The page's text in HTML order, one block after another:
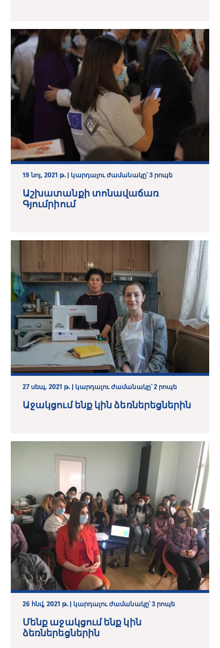
19 նոյ, 2021 թ. | կարդալու ժամանակը՝ 3 րոպե
Աշխատանքի տոնավաճառ
Գյումրիում
27 սեպ, 2021 թ. | կարդալու ժամանակը՝ 2 րոպե
Աջակցում ենք կին ձեռներեցներին
26 հնվ, 2021 թ. | կարդալու ժամանակը՝ 3 րոպե
Մենք աջակցում ենք կին
ձեռներեցներին